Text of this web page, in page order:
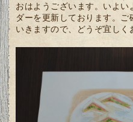
おはようございます。いよ
ダーを更新しております。ご
いきますので、どうぞ宜しく